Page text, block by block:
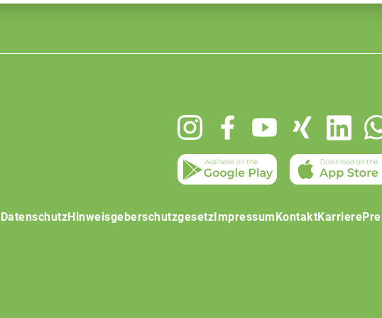
DatenschutzHinweisgeberschutzgesetzImpressumKontaktKarriere